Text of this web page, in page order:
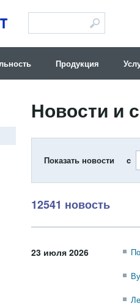
Продукция
Новости и
Показать новости c
12541 новость
23 июля 2026